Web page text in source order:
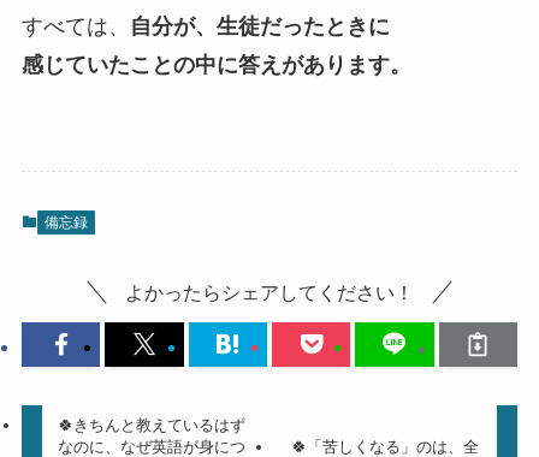
すべては、
自分が、生徒だったときに
感じていたことの中に答えがあります。
備忘録
よかったらシェアしてください！
🍀きちんと教えているはず
なのに、なぜ英語が身につ
🍀「苦しくなる」のは、全